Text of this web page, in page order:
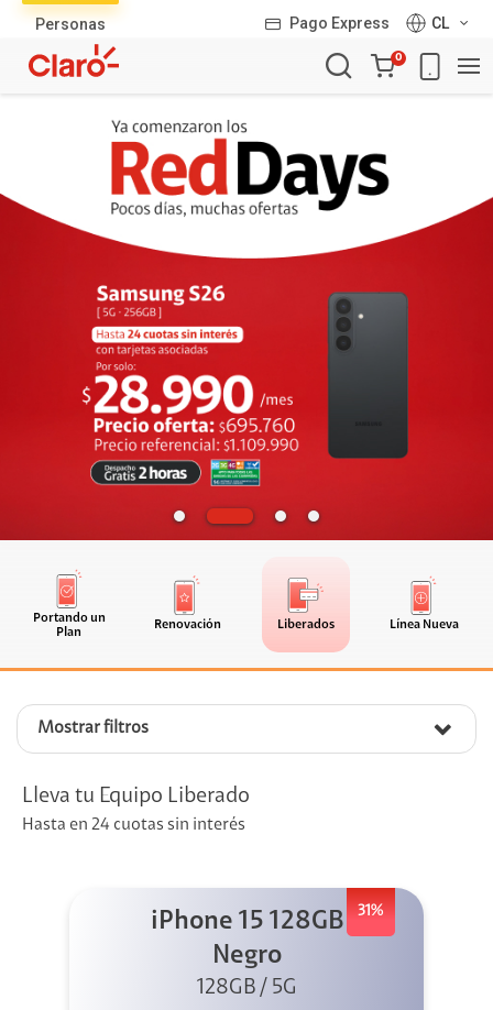
Personas Pago Express
CL
Carro
de
0
Portando un
Plan
Renovación Liberados Línea Nueva
Mostrar filtros
productos
Lleva tu Equipo Liberado
Hasta en 24 cuotas sin interés
31%
iPhone 15 128GB
Negro
128GB / 5G